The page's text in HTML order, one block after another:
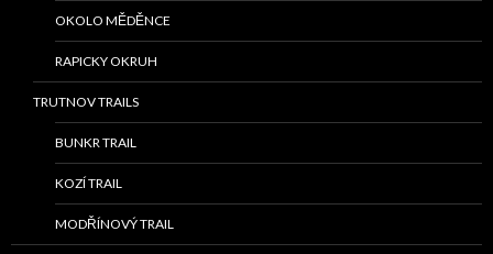
OKOLO MĚDĚNCE
RAPICKY OKRUH
TRUTNOV TRAILS
BUNKR TRAIL
KOZÍ TRAIL
MODŘÍNOVÝ TRAIL